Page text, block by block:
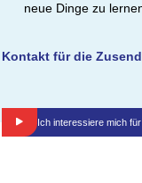
neue Dinge zu
Kontakt für die
Ich interessiere mich